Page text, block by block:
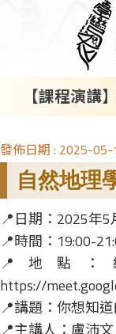
【課程演講
發佈日期 : 2025-
自然地理
📍日期：2025年
📍時間：19:00-
📍地點：
https://
📍講題：你想知